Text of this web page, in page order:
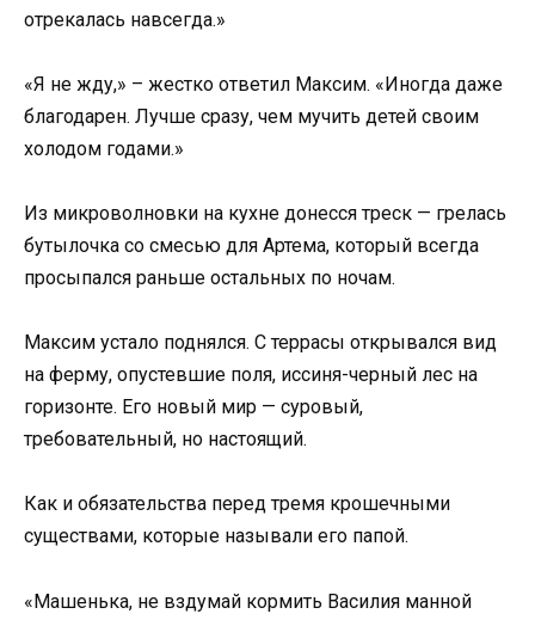
отрекалась навсегда.»
«Я не жду,» – жестко ответил Максим. «Иногда даже
благодарен. Лучше сразу, чем мучить детей своим
холодом годами.»
Из микроволновки на кухне донесся треск — грелась
бутылочка со смесью для Артема, который всегда
просыпался раньше остальных по ночам.
Максим устало поднялся. С террасы открывался вид
на ферму, опустевшие поля, иссиня-черный лес на
горизонте. Его новый мир — суровый,
требовательный, но настоящий.
Как и обязательства перед тремя крошечными
существами, которые называли его папой.
«Машенька, не вздумай кормить Василия манной